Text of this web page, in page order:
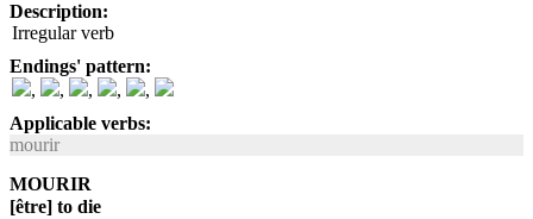
Description:
Irregular verb
Endings' pattern:
,
, , ,
,
Applicable verbs:
mourir
MOURIR
[être] to die